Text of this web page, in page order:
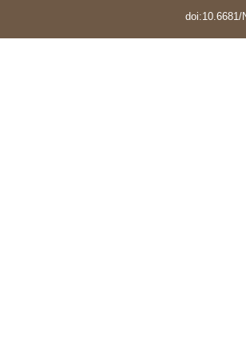
doi:10.6681/